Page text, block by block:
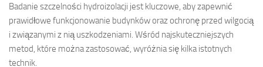
Badanie szczelności hydroizolacji jest kluczowe, aby zapewnić
prawidłowe funkcjonowanie budynków oraz ochronę przed wilgocią
i związanymi z nią uszkodzeniami. Wśród najskuteczniejszych
metod, które można zastosować, wyróżnia się kilka istotnych
technik.